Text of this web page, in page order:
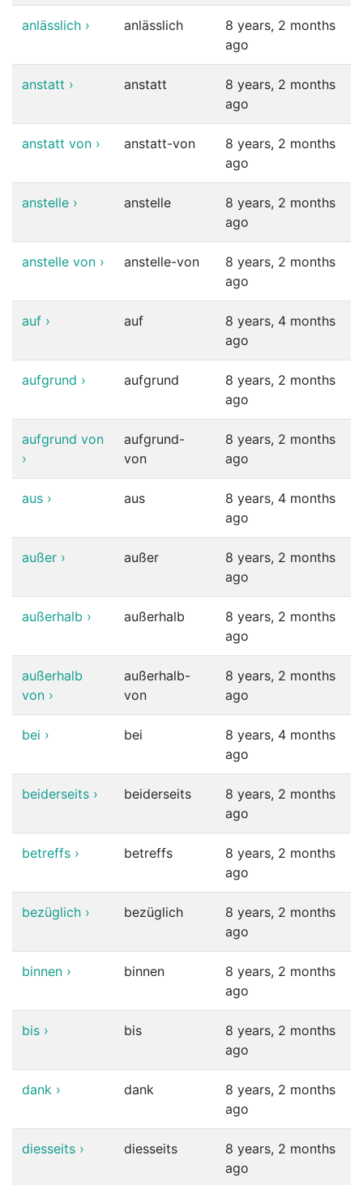
anlässlich › anlässlich
8 years, 2 months
ago
anstatt › anstatt
8 years, 2 months
ago
anstatt von › anstatt-von
8 years, 2 months
ago
anstelle › anstelle
8 years, 2 months
ago
anstelle von › anstelle-von
8 years, 2 months
ago
auf › auf
8 years, 4 months
ago
aufgrund › aufgrund
8 years, 2 months
ago
aufgrund von
›
aufgrund-
von
8 years, 2 months
ago
aus › aus
8 years, 4 months
ago
außer › außer
8 years, 2 months
ago
außerhalb › außerhalb
8 years, 2 months
ago
außerhalb
von ›
außerhalb-
von
8 years, 2 months
ago
bei › bei
8 years, 4 months
ago
beiderseits › beiderseits
8 years, 2 months
ago
betreffs › betreffs
8 years, 2 months
ago
bezüglich › bezüglich
8 years, 2 months
ago
binnen › binnen
8 years, 2 months
ago
bis › bis
8 years, 2 months
ago
dank › dank
8 years, 2 months
ago
diesseits › diesseits
8 years, 2 months
ago